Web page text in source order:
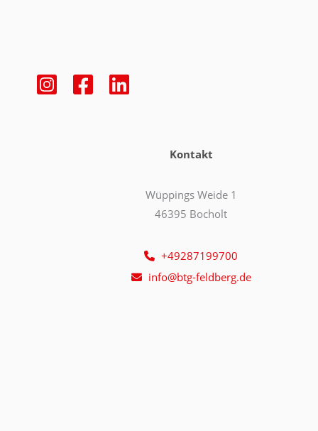
Kontakt
Wüppings Weide 1
46395 Bocholt
+49287199700
info@btg-feldberg.de